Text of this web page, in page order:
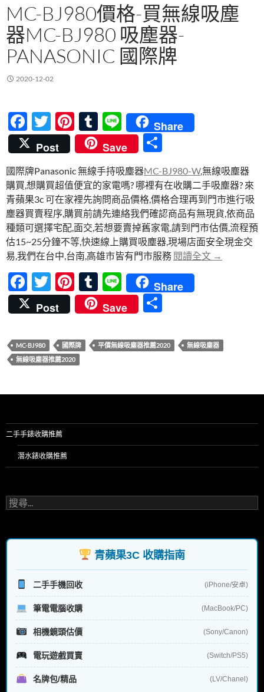
MC-BJ980價格-買無線吸塵
器MC-BJ980 吸塵器-
PANASONIC 國際牌
2020-12-02
F
ac
e
b
o
o
k
T
w
itt
er
Pi
nt
er
es
t
T
u
m
bl
r
Li
n
e
Share
Post
Save
國際牌Panasonic 無線手持吸塵器MC-BJ980-W,無線吸塵器
購買,想購買超值便宜的家電嗎? 哪裡有在收購二手吸塵器? 來
青蘋果3c 可在家裡先詢問商品價格,價格合理再到門市進行吸
塵器買賣程序,購買前請先連絡我們確認商品有無現貨,依商品
種類可選擇宅配,面交,若想要賣掉舊家電,請到門市估價,流程預
估15~25分鐘不等,快速線上購買吸塵器,現場店面安全現金交
易,我們在台中,台南,高雄市皆有門市服務 閱讀全文 mc-bj980
→
F
ac
e
b
o
k
T
w
itt
er
Pi
nt
er
es
t
T
u
m
bl
r
Li
n
e
Share
Post
Save
MC-BJ980 國際牌 平價無線吸塵器推薦2020
無線吸塵器
無線吸塵器推薦2020
二手手錶收購推薦
潛水錶收購推薦
搜
尋
字:
青蘋果3C 收購指南
二手手機回收 (iPhone/安卓)
筆電電腦收購 (MacBook/PC)
相機鏡頭估價 (Sony/Canon)
電玩遊戲買賣 (Switch/PS5)
名牌包/精品 (LV/Chanel)